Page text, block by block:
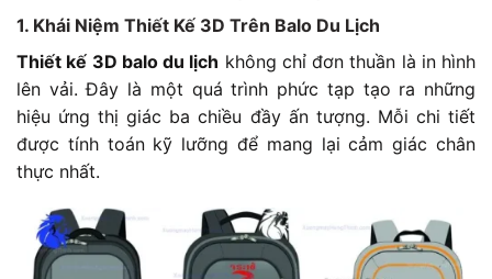
1. Khái Niệm Thiết Kế 3D Trên Balo Du Lịch
Thiết kế 3D balo du lịch không chỉ đơn thuần là in hình
lên vải. Đây là một quá trình phức tạp tạo ra những
hiệu ứng thị giác ba chiều đầy ấn tượng. Mỗi chi tiết
được tính toán kỹ lưỡng để mang lại cảm giác chân
thực nhất.